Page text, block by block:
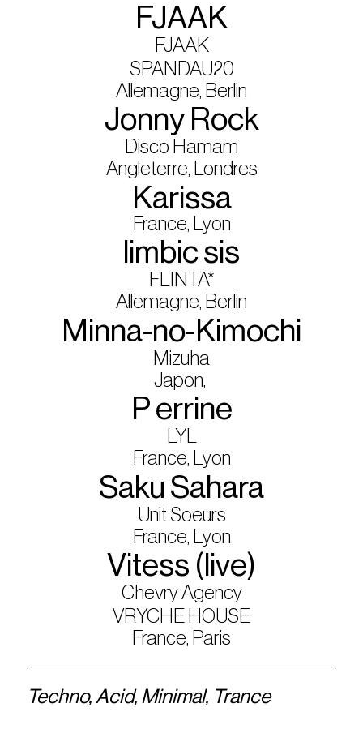
FJAAK
FJAAK
SPANDAU20
Allemagne, Berlin
Jonny Rock
Disco Hamam
Angleterre, Londres
Karissa
France, Lyon
limbic sis
FLINTA*
Allemagne, Berlin
Minna-no-Kimochi
Mizuha
Japon,
P errine
LYL
France, Lyon
Saku Sahara
Unit Soeurs
France, Lyon
Vitess (live)
Chevry Agency
VRYCHE HOUSE
France, Paris
Techno, Acid, Minimal, Trance